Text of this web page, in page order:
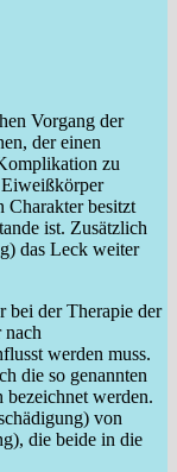
Vorgang der
der einen
zu
Charakter besitzt
ist. Zusätzlich
das Leck weiter
bei der Therapie der
werden muss.
die so genannten
werden.
von
die beide in die